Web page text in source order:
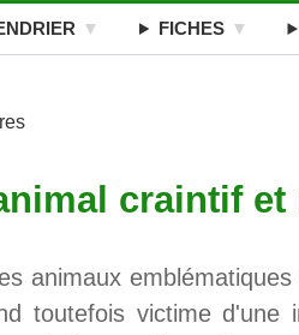
FICHES
craintif et
animaux
toutefois victime d'une